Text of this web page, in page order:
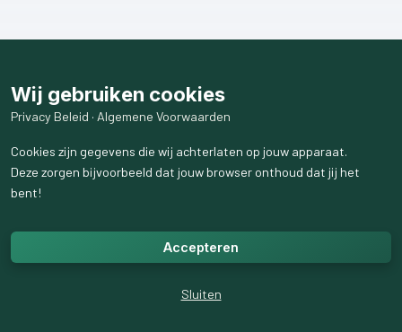
Wij gebruiken cookies
Privacy Beleid · Algemene Voorwaarden
Cookies zijn gegevens die wij achterlaten op jouw apparaat.
Deze zorgen bijvoorbeeld dat jouw browser onthoud dat jij het
bent!
Accepteren
Sluiten